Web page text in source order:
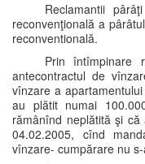
Reclamantii
reconvenţională a
reconventională.
Prin întîmpinare
antecontractul de
vînzare a
au plătit numai
rămânînd neplătită şi
04.02.2005, cînd
vînzare- cumpărare nu